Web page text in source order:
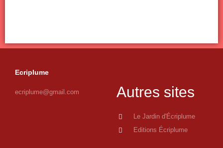
Ecriplume
ecriplume@gmail.com Autres sites
Le Jardin d'Écriplume
Editions Écriplume